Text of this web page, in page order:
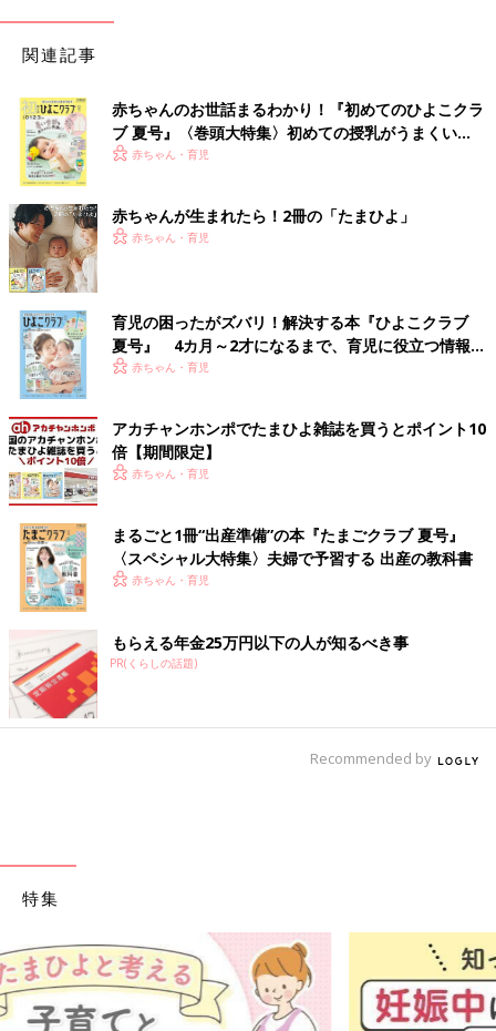
関連記事
赤ちゃんのお世話まるわかり！『初めてのひよこクラ
ブ 夏号』〈巻頭大特集〉初めての授乳がうまくい
く！ おっぱい・ミルクの基本と夏のトラブル 解決テ
赤ちゃん・育児
赤ちゃんが生まれたら！2冊の「たまひよ」
赤ちゃん・育児
育児の困ったがズバリ！解決する本『ひよこクラブ
夏号』 4カ月～2才になるまで、育児に役立つ情報が
いっぱい！
赤ちゃん・育児
アカチャンホンポでたまひよ雑誌を買うとポイント10
倍【期間限定】
赤ちゃん・育児
まるごと1冊“出産準備”の本『たまごクラブ 夏号』
〈スペシャル大特集〉夫婦で予習する 出産の教科書
赤ちゃん・育児
もらえる年金25万円以下の人が知るべき事
PR(くらしの話題)
Recommended by
特集